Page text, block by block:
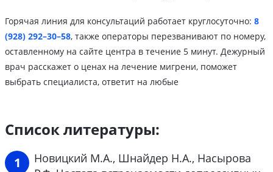
Горячая линия для консультаций работает круглосуточно: 8
(928) 292–30–58, также операторы перезванивают по номеру,
оставленному на сайте центра в течение 5 минут. Дежурный
врач расскажет о ценах на лечение мигрени, поможет
выбрать специалиста, ответит на любые
Список литературы:
Новицкий М.А., Шнайдер Н.А., Насырова